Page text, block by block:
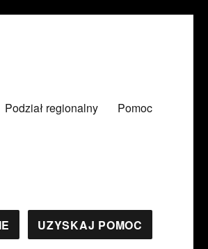
Podział regionalny Pomoc
UZYSKAJ POMOC